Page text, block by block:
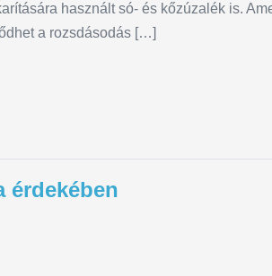
használt só- és kőzúzalék is.
a rozsdásodás […]
érdekében